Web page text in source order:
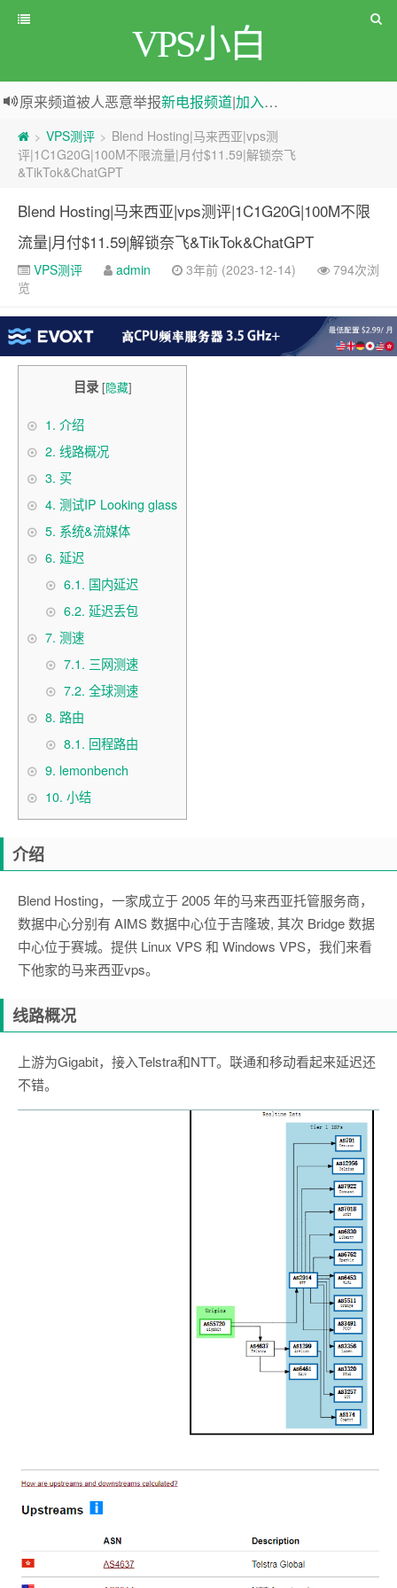
VPS小白
原来频道被人恶意举报新电报频道|加入电报群
greenwebpage|香港|日本|新加坡|美国等多地vps测评|移动直连|1Gbps带宽|年付€29
> VPS测评 > Blend Hosting|马来西亚|vps测
评|1C1G20G|100M不限流量|月付$11.59|解锁奈飞
&TikTok&ChatGPT
Blend Hosting|马来西亚|vps测评|1C1G20G|100M不限
流量|月付$11.59|解锁奈飞&TikTok&ChatGPT
VPS测评 admin 3年前 (2023-12-14)
794次浏
览
目录 [隐藏]
1. 介绍
2. 线路概况
3. 买
4. 测试IP Looking glass
5. 系统&流媒体
6. 延迟
6.1. 国内延迟
6.2. 延迟丢包
7. 测速
7.1. 三网测速
7.2. 全球测速
8. 路由
8.1. 回程路由
9. lemonbench
10. 小结
介绍
Blend Hosting，一家成立于 2005 年的马来西亚托管服务商，
数据中心分别有 AIMS 数据中心位于吉隆玻, 其次 Bridge 数据
中心位于赛城。提供 Linux VPS 和 Windows VPS，我们来看
下他家的马来西亚vps。
线路概况
上游为Gigabit，接入Telstra和NTT。联通和移动看起来延迟还
不错。